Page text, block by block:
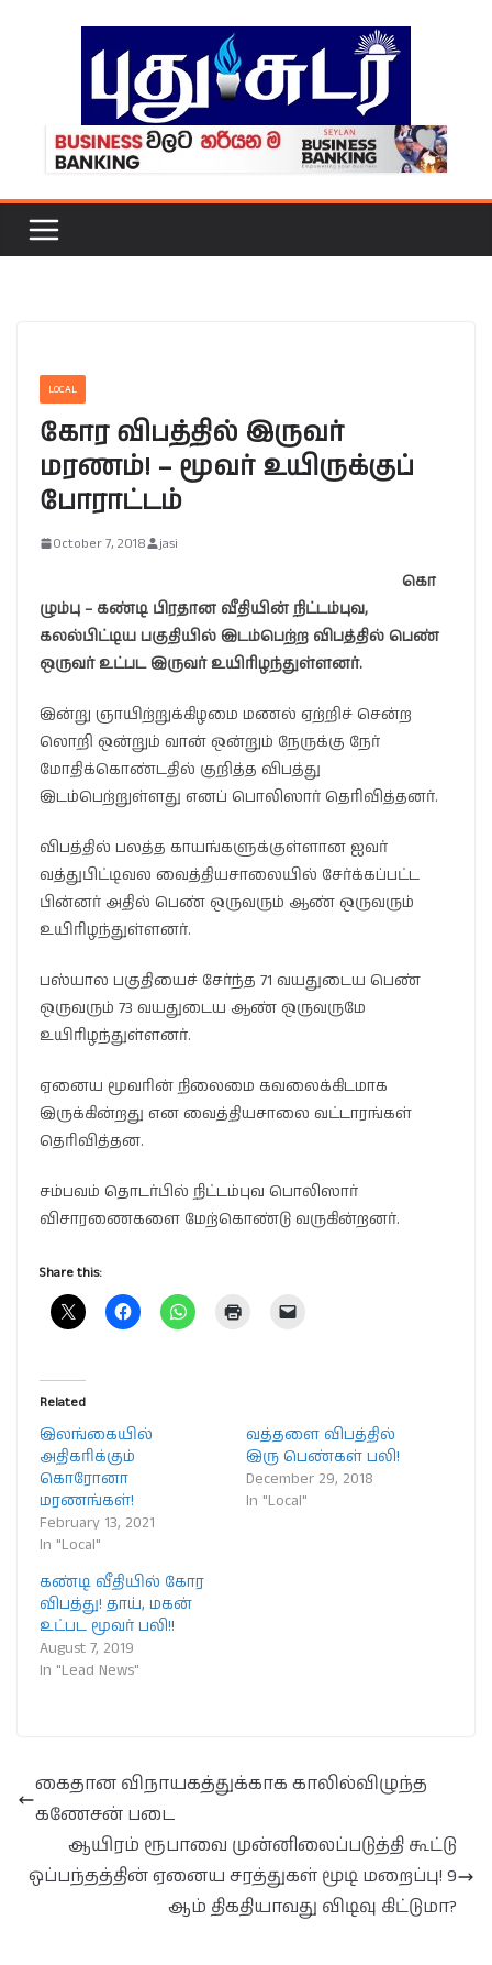
LOCAL
கோர விபத்தில் இருவர்
மரணம்! – மூவர் உயிருக்குப்
போராட்டம்
October 7, 2018 jasi
கொ
ழும்பு – கண்டி பிரதான வீதியின் நிட்டம்புவ,
கலல்பிட்டிய பகுதியில் இடம்பெற்ற விபத்தில் பெண்
ஒருவர் உட்பட இருவர் உயிரிழந்துள்ளனர்.
இன்று ஞாயிற்றுக்கிழமை மணல் ஏற்றிச் சென்ற
லொறி ஒன்றும் வான் ஒன்றும் நேருக்கு நேர்
மோதிக்கொண்டதில் குறித்த விபத்து
இடம்பெற்றுள்ளது எனப் பொலிஸார் தெரிவித்தனர்.
விபத்தில் பலத்த காயங்களுக்குள்ளான ஐவர்
வத்துபிட்டிவல வைத்தியசாலையில் சேர்க்கப்பட்ட
பின்னர் அதில் பெண் ஒருவரும் ஆண் ஒருவரும்
உயிரிழந்துள்ளனர்.
பஸ்யால பகுதியைச் சேர்ந்த 71 வயதுடைய பெண்
ஒருவரும் 73 வயதுடைய ஆண் ஒருவருமே
உயிரிழந்துள்ளனர்.
ஏனைய மூவரின் நிலைமை கவலைக்கிடமாக
இருக்கின்றது என வைத்தியசாலை வட்டாரங்கள்
தெரிவித்தன.
சம்பவம் தொடர்பில் நிட்டம்புவ பொலிஸார்
விசாரணைகளை மேற்கொண்டு வருகின்றனர்.
Share this:
Related
இலங்கையில்
அதிகரிக்கும்
கொரோனா
மரணங்கள்!
February 13, 2021
In "Local"
வத்தளை விபத்தில்
இரு பெண்கள் பலி!
December 29, 2018
In "Local"
கண்டி வீதியில் கோர
விபத்து! தாய், மகன்
உட்பட மூவர் பலி!!
August 7, 2019
In "Lead News"
கைதான விநாயகத்துக்காக காலில்விழுந்த
கணேசன் படை
ஆயிரம் ரூபாவை முன்னிலைப்படுத்தி கூட்டு
ஒப்பந்தத்தின் ஏனைய சரத்துகள் மூடி மறைப்பு! 9
ஆம் திகதியாவது விடிவு கிட்டுமா?